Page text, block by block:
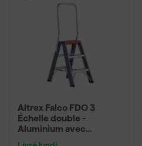
Altrex Falco FDO 3
Échelle double -
Aluminium avec